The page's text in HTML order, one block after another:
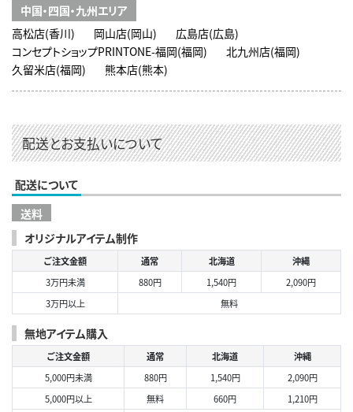
中国・四国・九州エリア
高松店(香川)
岡山店(岡山)
広島店(広島)
コンセプトショップPRINTONE-福岡(福岡)
北九州店(福岡)
久留米店(福岡)
熊本店(熊本)
配送とお支払いについて
配送について
送料
オリジナルアイテム制作
ご注文金額 通常 北海道
沖縄
3万円未満
880円 1,540円
2,090円
3万円以上
無料
無地アイテム購入
ご注文金額 通常 北海道
沖縄
5,000円未満
880円 1,540円
2,090円
5,000円以上
無料 660円 1,210円